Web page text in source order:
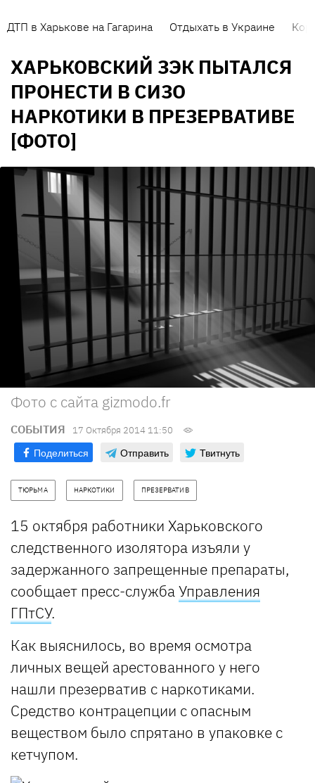
ДТП в Харькове на Гагарина Отдыхать в Украине
ХАРЬКОВСКИЙ ЗЭК ПЫТАЛСЯ
ПРОНЕСТИ В СИЗО
НАРКОТИКИ В ПРЕЗЕРВАТИВЕ
[ФОТО]
Фото с сайта gizmodo.fr
СОБЫТИЯ 17 Октября 2014 11:50
Поделиться Отправить Твитнуть
ТЮРЬМА НАРКОТИКИ ПРЕЗЕРВАТИВ
15 октября работники Харьковского
следственного изолятора изъяли у
задержанного запрещенные препараты,
сообщает пресс-службаУправления
ГПтСУ.
Как выяснилось, во время осмотра
личных вещей арестованного у него
нашли презерватив с наркотиками.
Средство контрацепции с опасным
веществом было спрятано в упаковке с
кетчупом.